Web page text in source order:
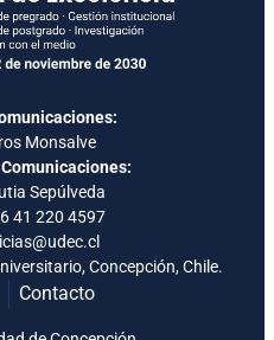
Monsalve
Sepúlveda
41 220 4597
Concepción, Chile.
Contacto